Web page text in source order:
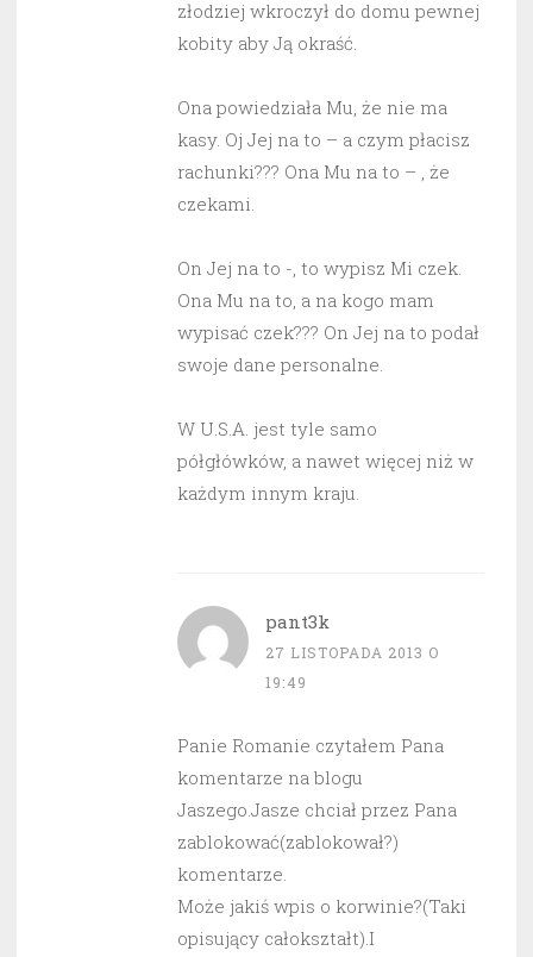
złodziej wkroczył do domu pewnej
kobity aby Ją okraść.
Ona powiedziała Mu, że nie ma
kasy. Oj Jej na to – a czym płacisz
rachunki??? Ona Mu na to – , że
czekami.
On Jej na to -, to wypisz Mi czek.
Ona Mu na to, a na kogo mam
wypisać czek??? On Jej na to podał
swoje dane personalne.
W U.S.A. jest tyle samo
półgłówków, a nawet więcej niż w
każdym innym kraju.
pant3k
27 LISTOPADA 2013 O
19:49
Panie Romanie czytałem Pana
komentarze na blogu
Jaszego.Jasze chciał przez Pana
zablokować(zablokował?)
komentarze.
Może jakiś wpis o korwinie?(Taki
opisujący całokształt).I